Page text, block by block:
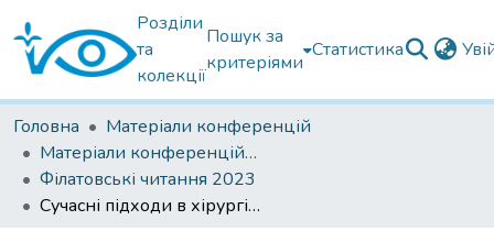
Розділи
та
колекції
Пошук за
критеріями
Статистика
Головна
Матеріали конференцій
Матеріали конференцій Інституту Філатова
Філатовські читання 2023
Сучасні підходи в хірургії орбіти та периорбітальної області в дитячому віці